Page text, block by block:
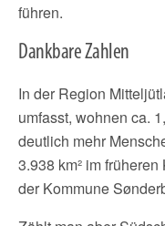
führen.
Dankbare Zahlen
In der Region
umfasst, wohnen ca.
deutlich mehr
3.938 km² im
der Kommune